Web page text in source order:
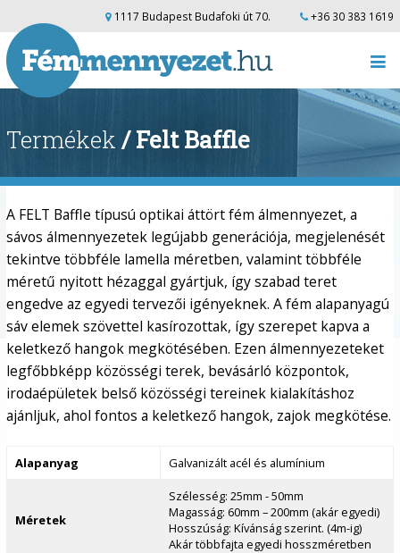
1117 Budapest Budafoki út 70. +36 30 383 1619
Termékek / Felt Baffle
A FELT Baffle típusú optikai áttört fém álmennyezet, a
sávos álmennyezetek legújabb generációja, megjelenését
tekintve többféle lamella méretben, valamint többféle
méretű nyitott hézaggal gyártjuk, így szabad teret
engedve az egyedi tervezői igényeknek. A fém alapanyagú
sáv elemek szövettel kasírozottak, így szerepet kapva a
keletkező hangok megkötésében. Ezen álmennyezeteket
legfőbbképp közösségi terek, bevásárló központok,
irodaépületek belső közösségi tereinek kialakításhoz
ajánljuk, ahol fontos a keletkező hangok, zajok megkötése.
Alapanyag Galvanizált acél és alumínium
Méretek
Szélesség: 25mm - 50mm
Magasság: 60mm – 200mm (akár egyedi)
Hosszúság: Kívánság szerint. (4m-ig)
Akár többfajta egyedi hosszméretben